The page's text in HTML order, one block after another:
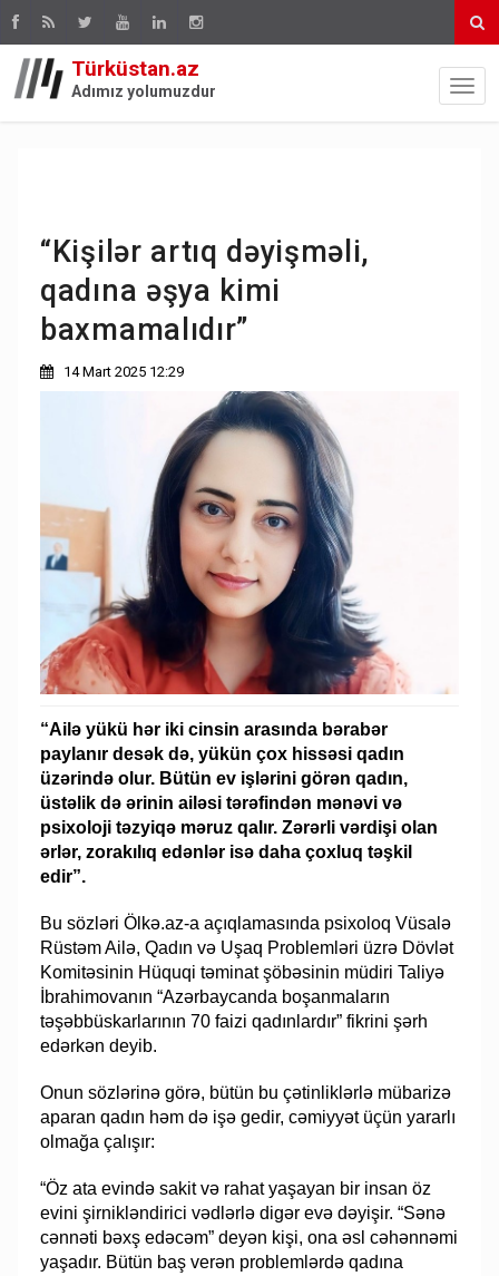
Türküstan.az
Adımız yolumuzdur
“Kişilər artıq dəyişməli,
qadına əşya kimi
baxmamalıdır”
14 Mart 2025 12:29
“Ailə yükü hər iki cinsin arasında bərabər
paylanır desək də, yükün çox hissəsi qadın
üzərində olur. Bütün ev işlərini görən qadın,
üstəlik də ərinin ailəsi tərəfindən mənəvi və
psixoloji təzyiqə məruz qalır. Zərərli vərdişi olan
ərlər, zorakılıq edənlər isə daha çoxluq təşkil
edir”.
Bu sözləri Ölkə.az-a açıqlamasında psixoloq Vüsalə
Rüstəm Ailə, Qadın və Uşaq Problemləri üzrə Dövlət
Komitəsinin Hüquqi təminat şöbəsinin müdiri Taliyə
İbrahimovanın “Azərbaycanda boşanmaların
təşəbbüskarlarının 70 faizi qadınlardır” fikrini şərh
edərkən deyib.
Onun sözlərinə görə, bütün bu çətinliklərlə mübarizə
aparan qadın həm də işə gedir, cəmiyyət üçün yararlı
olmağa çalışır:
“Öz ata evində sakit və rahat yaşayan bir insan öz
evini şirnikləndirici vədlərlə digər evə dəyişir. “Sənə
cənnəti bəxş edəcəm” deyən kişi, ona əsl cəhənnəmi
yaşadır. Bütün baş verən problemlərdə qadına